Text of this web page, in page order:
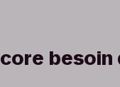
besoin